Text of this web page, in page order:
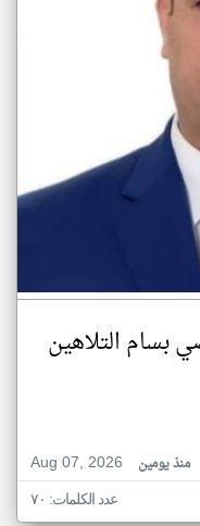
بسام التلاهين
Aug 07, 2026
منذ يومين
عدد الكلمات: ٧٠